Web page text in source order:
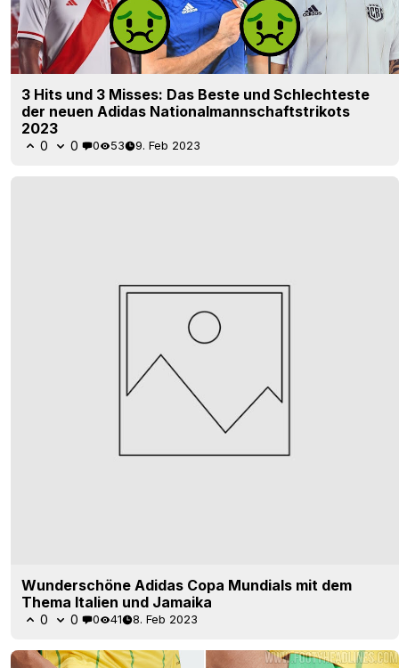
3 Hits und 3 Misses: Das Beste und Schlechteste
der neuen Adidas Nationalmannschaftstrikots
2023
0 0 0 53 9. Feb 2023
Wunderschöne Adidas Copa Mundials mit dem
Thema Italien und Jamaika
0 0 0 41 8. Feb 2023